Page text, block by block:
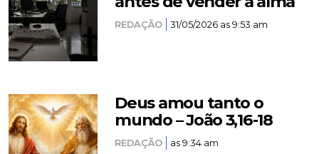
REDAÇÃO 31/05/2026 as 9:53 am
Deus amou tanto o
mundo – João 3,16-18
REDAÇÃO as 9:34 am